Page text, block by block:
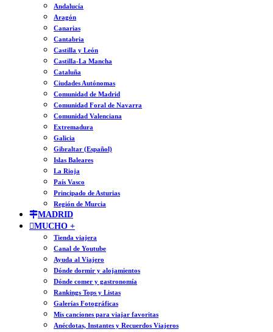
Andalucía
Aragón
Canarias
Cantabria
Castilla y León
Castilla-La Mancha
Cataluña
Ciudades Autónomas
Comunidad de Madrid
Comunidad Foral de Navarra
Comunidad Valenciana
Extremadura
Galicia
Gibraltar (Español)
Islas Baleares
La Rioja
País Vasco
Principado de Asturias
Región de Murcia
MADRID
MUCHO +
Tienda viajera
Canal de Youtube
Ayuda al Viajero
Dónde dormir y alojamientos
Dónde comer y gastronomía
Rankings Tops y Listas
Galerías Fotográficas
Mis canciones para viajar favoritas
Anécdotas, Instantes y Recuerdos Viajeros